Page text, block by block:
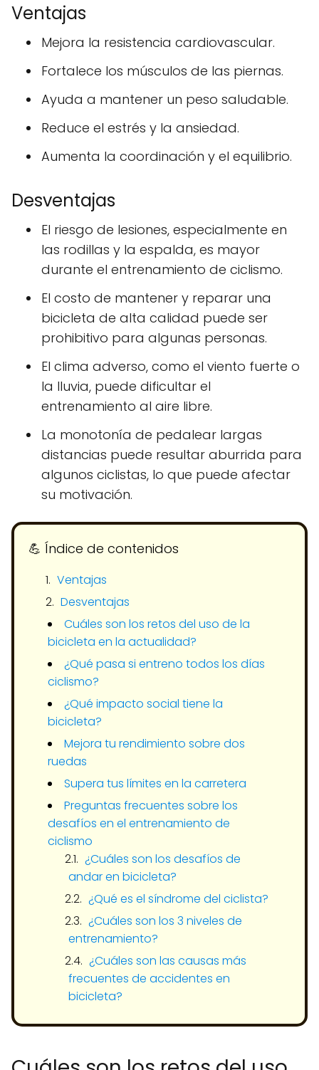
Ventajas
Mejora la resistencia cardiovascular.
Fortalece los músculos de las piernas.
Ayuda a mantener un peso saludable.
Reduce el estrés y la ansiedad.
Aumenta la coordinación y el equilibrio.
Desventajas
El riesgo de lesiones, especialmente en
las rodillas y la espalda, es mayor
durante el entrenamiento de ciclismo.
El costo de mantener y reparar una
bicicleta de alta calidad puede ser
prohibitivo para algunas personas.
El clima adverso, como el viento fuerte o
la lluvia, puede dificultar el
entrenamiento al aire libre.
La monotonía de pedalear largas
distancias puede resultar aburrida para
algunos ciclistas, lo que puede afectar
su motivación.
💪​ Índice de contenidos
Ventajas
Desventajas
Cuáles son los retos del uso de la
bicicleta en la actualidad?
¿Qué pasa si entreno todos los días
ciclismo?
¿Qué impacto social tiene la
bicicleta?
Mejora tu rendimiento sobre dos
ruedas
Supera tus límites en la carretera
Preguntas frecuentes sobre los
desafíos en el entrenamiento de
ciclismo
¿Cuáles son los desafíos de
andar en bicicleta?
¿Qué es el síndrome del ciclista?
¿Cuáles son los 3 niveles de
entrenamiento?
¿Cuáles son las causas más
frecuentes de accidentes en
bicicleta?